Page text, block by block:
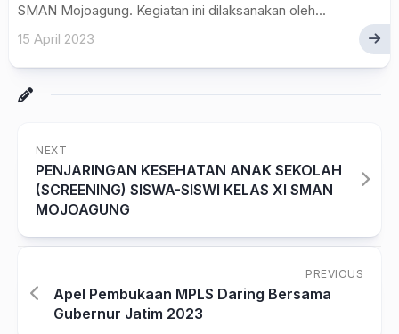
SMAN Mojoagung. Kegiatan ini dilaksanakan oleh...
15 April 2023
NEXT
PENJARINGAN KESEHATAN ANAK SEKOLAH
(SCREENING) SISWA-SISWI KELAS XI SMAN
MOJOAGUNG
PREVIOUS
Apel Pembukaan MPLS Daring Bersama
Gubernur Jatim 2023